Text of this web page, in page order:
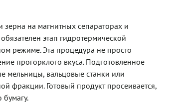
на магнитных сепараторах и
этап гидротермической
режиме. Эта процедура не просто
прогорклого вкуса. Подготовленное
мельницы, вальцовые станки или
фракции. Готовый продукт просеивается,